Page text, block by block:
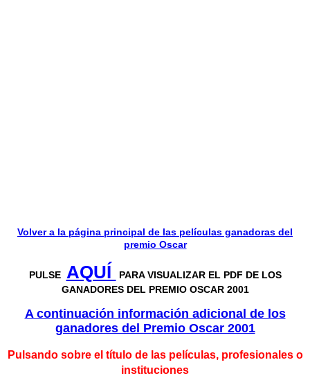
Volver a la página principal de las películas ganadoras del
premio Oscar
PULSE AQUÍ
PARA VISUALIZAR EL PDF DE LOS
GANADORES DEL PREMIO OSCAR 2001
A continuación información adicional de los
ganadores del Premio Oscar 2001
Pulsando sobre el título de las películas, profesionales o
instituciones